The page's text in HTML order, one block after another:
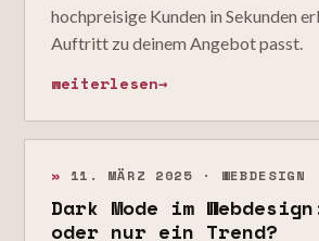
hochpreisige Kunden in Sekunden
Auftritt zu deinem Angebot passt.
weiterlesen→
» 11. MÄRZ 2025 · WEBDESIGN
Dark Mode im
oder nur ein Trend?